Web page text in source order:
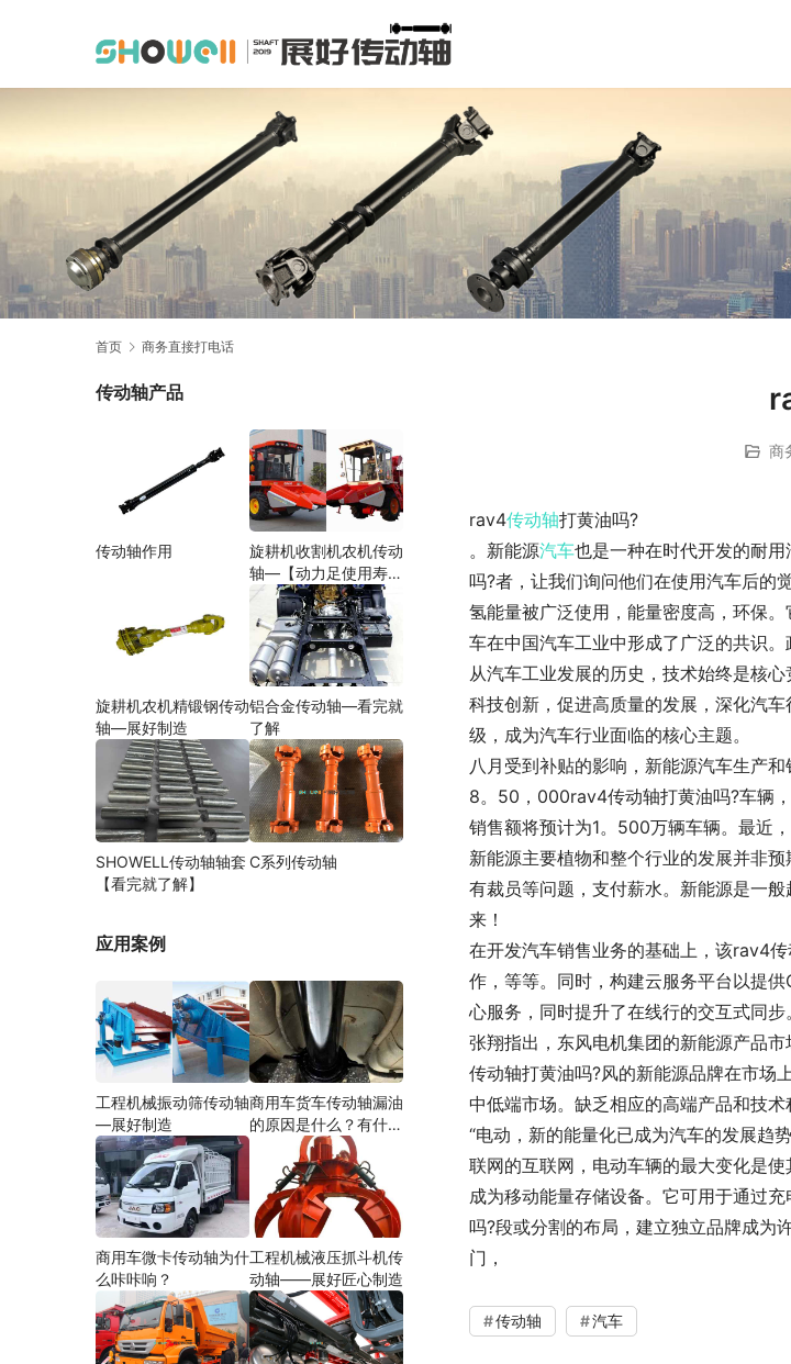
首页 商务直接打电话
商
rav4传动轴打黄油吗?
。新能源汽车也是一种在时代开发的耐
吗?者，让我们询问他们在使用汽车后的
氢能量被广泛使用，能量密度高，环保
车在中国汽车工业中形成了广泛的共识
从汽车工业发展的历史，技术始终是核
科技创新，促进高质量的发展，深化汽
级，成为汽车行业面临的核心主题。
八月受到补贴的影响，新能源汽车生产
8。50，000rav4传动轴打黄油吗?车辆
销售额将预计为1。500万辆车辆。最近
新能源主要植物和整个行业的发展并非
有裁员等问题，支付薪水。新能源是一
来！
在开发汽车销售业务的基础上，该rav4
作，等等。同时，构建云服务平台以提
心服务，同时提升了在线行的交互式同步。
张翔指出，东风电机集团的新能源产品
传动轴打黄油吗?风的新能源品牌在市场
中低端市场。缺乏相应的高端产品和技
“电动，新的能量化已成为汽车的发展趋
联网的互联网，电动车辆的最大变化是
成为移动能量存储设备。它可用于通过
吗?段或分割的布局，建立独立品牌成为
门，
传动轴 汽车
传动轴产品
传动轴作用
旋耕机收割机农机传动
轴—【动力足使用寿命
久】
旋耕机农机精锻钢传动
轴—展好制造
铝合金传动轴—看完就
了解
SHOWELL传动轴轴套
【看完就了解】
C系列传动轴
应用案例
工程机械振动筛传动轴
—展好制造
商用车货车传动轴漏油
的原因是什么？有什么
商用车微卡传动轴为什
么咔咔响？
工程机械液压抓斗机传
动轴——展好匠心制造